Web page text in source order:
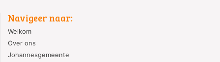
Navigeer naar:
Welkom
Over ons
Johannesgemeente